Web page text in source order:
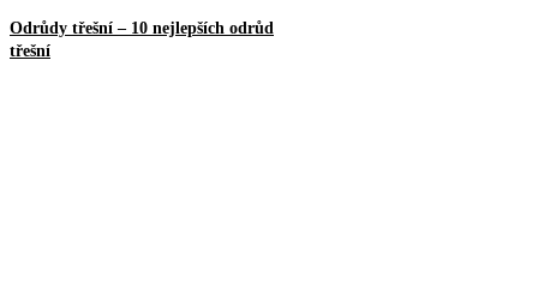
Odrůdy třešní – 10 nejlepších odrůd
třešní